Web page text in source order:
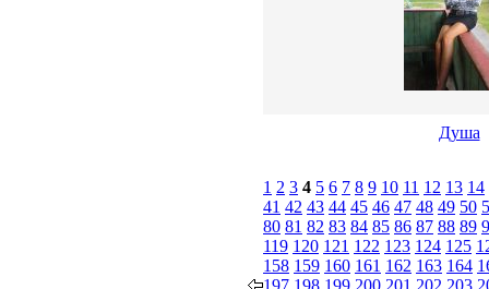
Душа
1 2 3 4 5 6 7 8 9 10 11 12 13 14
41 42 43 44 45 46 47 48 49 50
80 81 82 83 84 85 86 87 88 89
119 120 121 122 123 124 125
158 159 160 161 162 163 164
197 198 199 200 201 202 203